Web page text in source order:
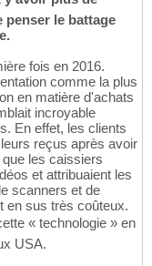
penser le battage
fois en 2016.
comme la plus
en matière d'achats
incroyable
En effet, les clients
reçus après avoir
les caissiers
et attribuaient les
scanners et de
en sus très coûteux.
« technologie » en
USA.